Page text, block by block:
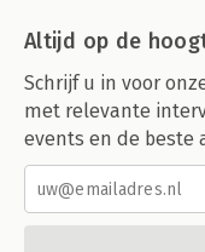
Altijd op de
Schrijf u in voor
met relevante
events en de beste